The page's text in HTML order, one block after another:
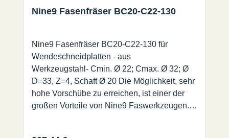
Nine9 Fasenfräser BC20-C22-130
Nine9 Fasenfräser BC20-C22-130 für
Wendeschneidplatten - aus
Werkzeugstahl- Cmin. Ø 22; Cmax. Ø 32; Ø
D=33, Z=4, Schaft Ø 20 Die Möglichkeit, sehr
hohe Vorschübe zu erreichen, ist einer der
großen Vorteile von Nine9 Faswerkzeugen.